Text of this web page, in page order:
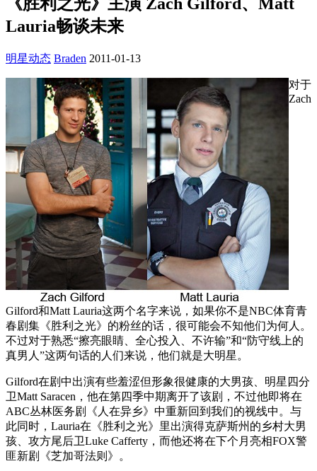
Lauria畅谈未来
明星动态 Braden 2011-01-13
对于
Zach
Gilford和Matt Lauria这两个名字来说，如果你不是NBC体育青
春剧集《胜利之光》的粉丝的话，很可能会不知他们为何人。
不过对于熟悉“擦亮眼睛、全心投入、不许输”和“防守线上的
真男人”这两句话的人们来说，他们就是大明星。
Gilford在剧中出演有些羞涩但形象很健康的大男孩、明星四分
卫Matt Saracen，他在第四季中期离开了该剧，不过他即将在
ABC丛林医务剧《人在异乡》中重新回到我们的视线中。与
此同时，Lauria在《胜利之光》里出演得克萨斯州的乡村大男
孩、攻方尾后卫Luke Cafferty，而他还将在下个月亮相FOX警
匪新剧《芝加哥法则》。